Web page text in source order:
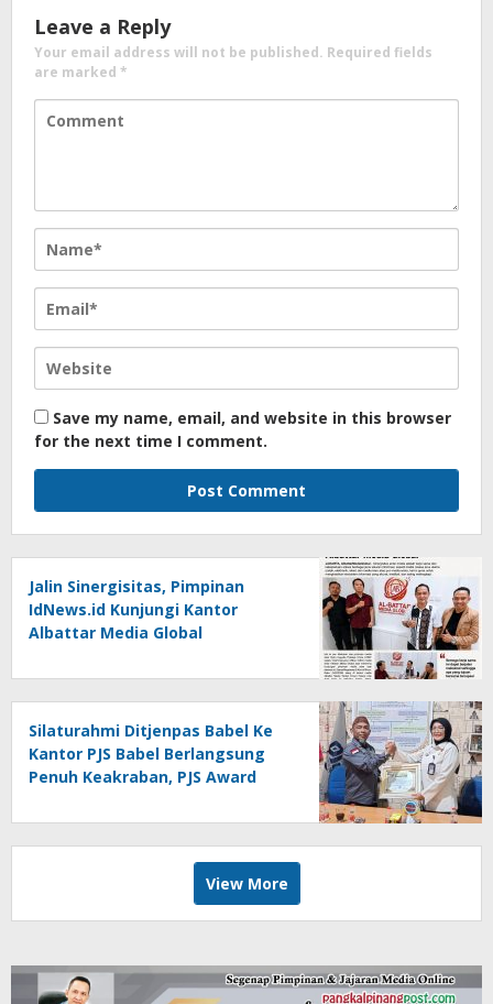
Leave a Reply
Your email address will not be published. Required fields
are marked *
Save my name, email, and website in this browser
for the next time I comment.
Jalin Sinergisitas, Pimpinan
IdNews.id Kunjungi Kantor
Albattar Media Global
Silaturahmi Ditjenpas Babel Ke
Kantor PJS Babel Berlangsung
Penuh Keakraban, PJS Award
Agustina
View More